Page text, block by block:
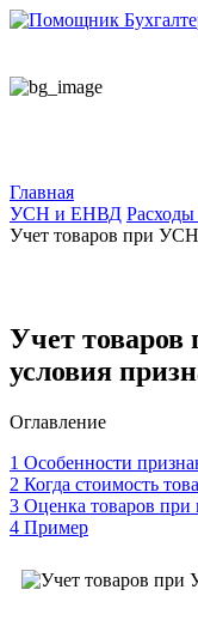
Главная
УСН и ЕНВД
Учет товаров при
Учет
условия
Оглавление
1 Особенности
2 Когда стоимость
3 Оценка товаров при
4 Пример